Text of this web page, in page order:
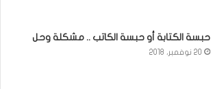
حبسة الكتابة أو حبسة الكاتب .. مشكلة وحل
20 نوفمبر، 2018